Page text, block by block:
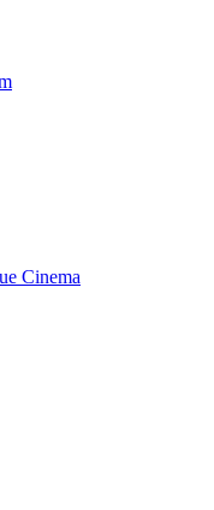
Cinema